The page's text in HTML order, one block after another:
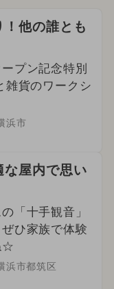
他の誰とも
プン記念特別
雑貨のワークシ
浜市
屋内で思い
「十手観音」
ひ家族で体験
☆
浜市都筑区